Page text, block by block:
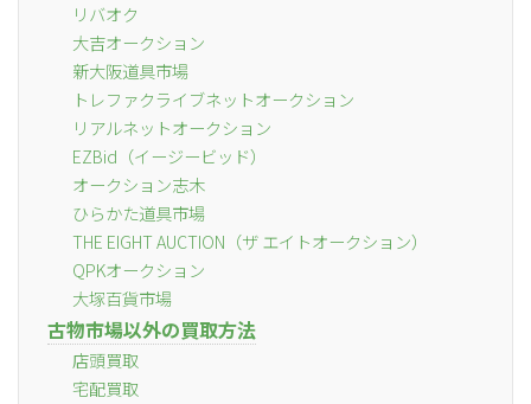
リバオク
大吉オークション
新大阪道具市場
トレファクライブネットオークション
リアルネットオークション
EZBid（イージービッド）
オークション志木
ひらかた道具市場
THE EIGHT AUCTION（ザ エイトオークション）
QPKオークション
大塚百貨市場
古物市場以外の買取方法
店頭買取
宅配買取